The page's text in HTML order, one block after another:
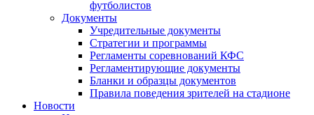
футболистов
Документы
Учредительные документы
Стратегии и программы
Регламенты соревнований КФС
Регламентирующие документы
Бланки и образцы документов
Правила поведения зрителей на стадионе
Новости